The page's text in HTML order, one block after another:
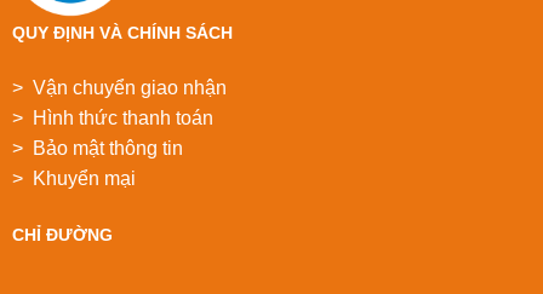
QUY ĐỊNH VÀ CHÍNH SÁCH
> Vận chuyển giao nhận
> Hình thức thanh toán
> Bảo mật thông tin
> Khuyển mại
CHỈ ĐƯỜNG